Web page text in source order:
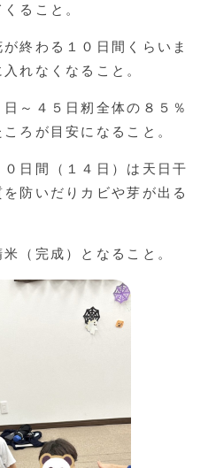
ること。
終わる１０日間くらいま
れなくなること。
～４５日籾全体の８５％
ろが目安になること。
日間（１４日）は天日干
防いだりカビや芽が出る
（完成）となること。